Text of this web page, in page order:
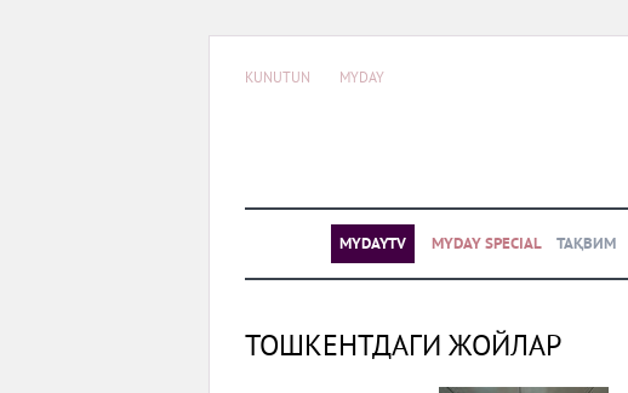
KUNUTUN MYDAY
MYDAYTV MYDAY SPECIAL ТАҚВИМ
ТОШКЕНТДАГИ ЖОЙЛАР